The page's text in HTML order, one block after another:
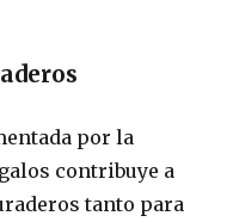
por la
contribuye a
tanto para